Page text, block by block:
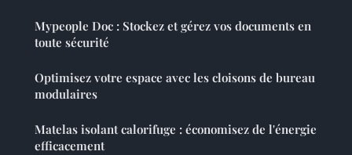
Mypeople Doc : Stockez et gérez vos documents en
toute sécurité
Optimisez votre espace avec les cloisons de bureau
modulaires
Matelas isolant calorifuge : économisez de l'énergie
efficacement